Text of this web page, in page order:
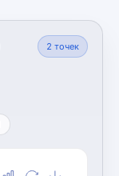
2 точек